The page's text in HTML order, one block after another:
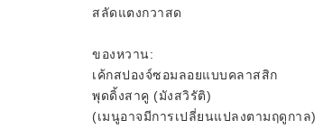
สลัดแตงกวาสด
ของหวาน:
เค้กสปองจ์ซอมลอยแบบคลาสสิก
พุดดิ้งสาคู (มังสวิรัติ)
(เมนูอาจมีการเปลี่ยนแปลงตามฤดูกาล)